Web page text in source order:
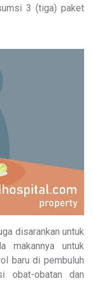
3 (tiga) paket
disarankan untuk
makannya untuk
baru di pembuluh
obat-obatan dan